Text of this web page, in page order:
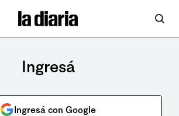
Ingresá
Ingresá con Google